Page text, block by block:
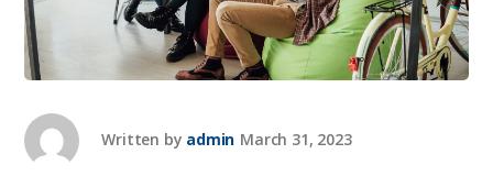
Written by admin March 31, 2023